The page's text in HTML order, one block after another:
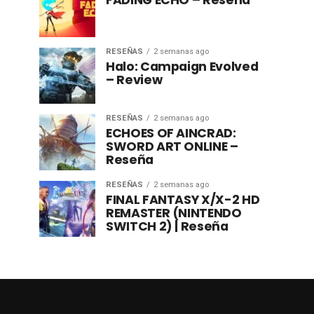
RESEÑAS 2 semanas ago
Halo: Campaign Evolved
– Review
RESEÑAS 2 semanas ago
ECHOES OF AINCRAD:
SWORD ART ONLINE –
Reseña
RESEÑAS 2 semanas ago
FINAL FANTASY X/X-2 HD
REMASTER (NINTENDO
SWITCH 2) | Reseña